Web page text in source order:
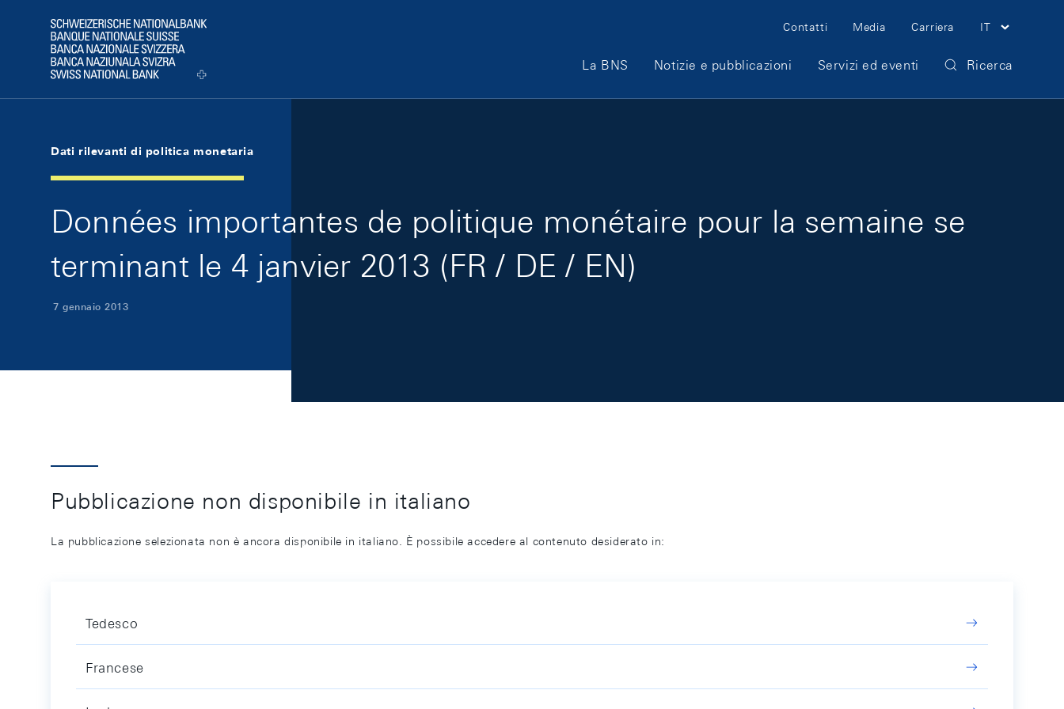
Logo
Meta Navigation
Contatti Media Carriera IT
Main Navigation
La BNS Notizie e pubblicazioni Servizi ed eventi Ricerca
Dati rilevanti di politica monetaria
Données importantes de politique monétaire pour la semaine se
terminant le 4 janvier 2013 (FR / DE / EN)
7 gennaio 2013
Pubblicazione non disponibile in italiano
La pubblicazione selezionata non è ancora disponibile in italiano. È possibile accedere al contenuto desiderato in:
Tedesco
Francese